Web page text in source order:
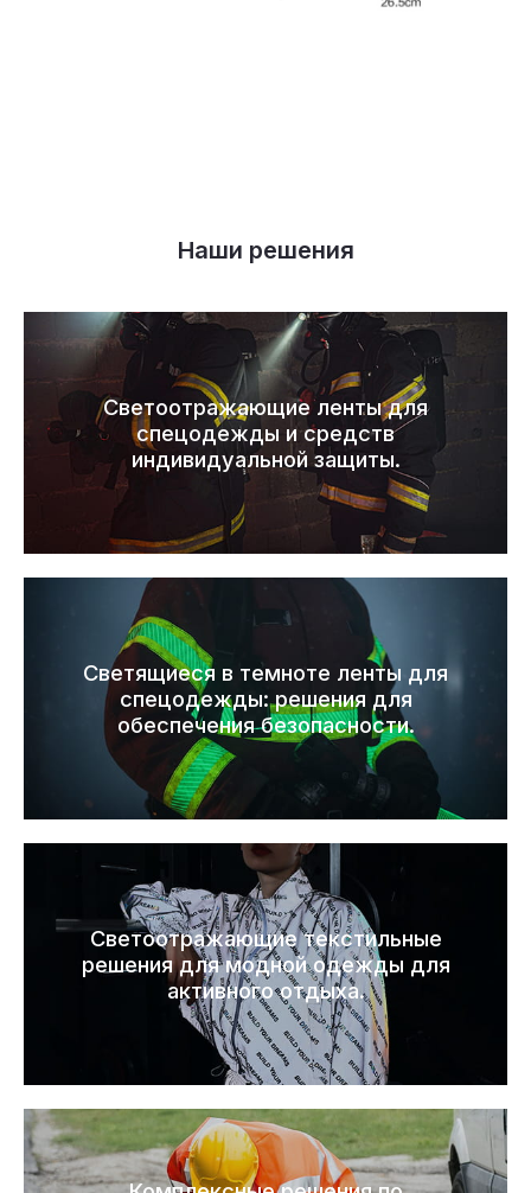
Наши решения
Светоотражающие ленты для
спецодежды и средств
индивидуальной защиты.
Светящиеся в темноте ленты для
спецодежды: решения для
обеспечения безопасности.
Светоотражающие текстильные
решения для модной одежды для
активного отдыха.